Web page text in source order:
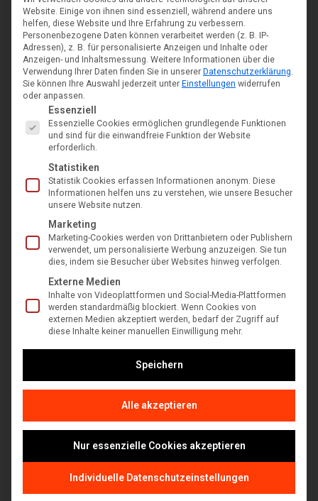
Elektroheckenschere Gardena PowerCut 700/65
€209,99 inkl. MwSt
In den Warenkorb
€179,99 inkl. MwSt
In den Warenkorb
Website. Einige von ihnen sind essenziell, während andere uns
helfen, diese Website und Ihre Erfahrung zu verbessern.
Personenbezogene Daten können verarbeitet werden (z. B. IP-
Adressen), z. B. für personalisierte Anzeigen und Inhalte oder
Anzeigen- und Inhaltsmessung. Weitere Informationen über die
Verwendung Ihrer Daten finden Sie in unserer Datenschutzerklärung.
Sie können Ihre Auswahl jederzeit unter Einstellungen widerrufen
oder anpassen.
Es folgt eine Liste der Service-Gruppen, für die eine
Essenziell
Essenzielle Cookies ermöglichen grundlegende Funktionen
und sind für die einwandfreie Funktion der Website
erforderlich.
Statistiken
Statistik Cookies erfassen Informationen anonym. Diese
Informationen helfen uns zu verstehen, wie unsere Besucher
unsere Website nutzen.
Marketing
Marketing-Cookies werden von Drittanbietern oder Publishern
verwendet, um personalisierte Werbung anzuzeigen. Sie tun
dies, indem sie Besucher über Websites hinweg verfolgen.
Externe Medien
Inhalte von Videoplattformen und Social-Media-Plattformen
werden standardmäßig blockiert. Wenn Cookies von
externen Medien akzeptiert werden, bedarf der Zugriff auf
diese Inhalte keiner manuellen Einwilligung mehr.
Speichern
Alle akzeptieren
Nur essenzielle Cookies akzeptieren
Individuelle Datenschutzeinstellungen